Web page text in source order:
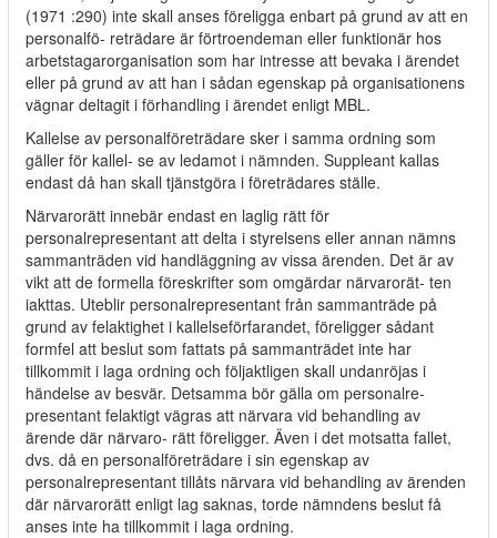
(1971 :290) inte skall anses föreligga enbart på grund av att en
personalfö- reträdare är förtroendeman eller funktionär hos
arbetstagarorganisation som har intresse att bevaka i ärendet
eller på grund av att han i sådan egenskap på organisationens
vägnar deltagit i förhandling i ärendet enligt MBL.
Kallelse av personalföreträdare sker i samma ordning som
gäller för kallel- se av ledamot i nämnden. Suppleant kallas
endast då han skall tjänstgöra i företrädares ställe.
Närvarorätt innebär endast en laglig rätt för
personalrepresentant att delta i styrelsens eller annan nämns
sammanträden vid handläggning av vissa ärenden. Det är av
vikt att de formella föreskrifter som omgärdar närvarorät- ten
iakttas. Uteblir personalrepresentant från sammanträde på
grund av felaktighet i kallelseförfarandet, föreligger sådant
formfel att beslut som fattats på sammanträdet inte har
tillkommit i laga ordning och följaktligen skall undanröjas i
händelse av besvär. Detsamma bör gälla om personalre-
presentant felaktigt vägras att närvara vid behandling av
ärende där närvaro- rätt föreligger. Även i det motsatta fallet,
dvs. då en personalföreträdare i sin egenskap av
personalrepresentant tillåts närvara vid behandling av ärenden
där närvarorätt enligt lag saknas, torde nämndens beslut få
anses inte ha tillkommit i laga ordning.